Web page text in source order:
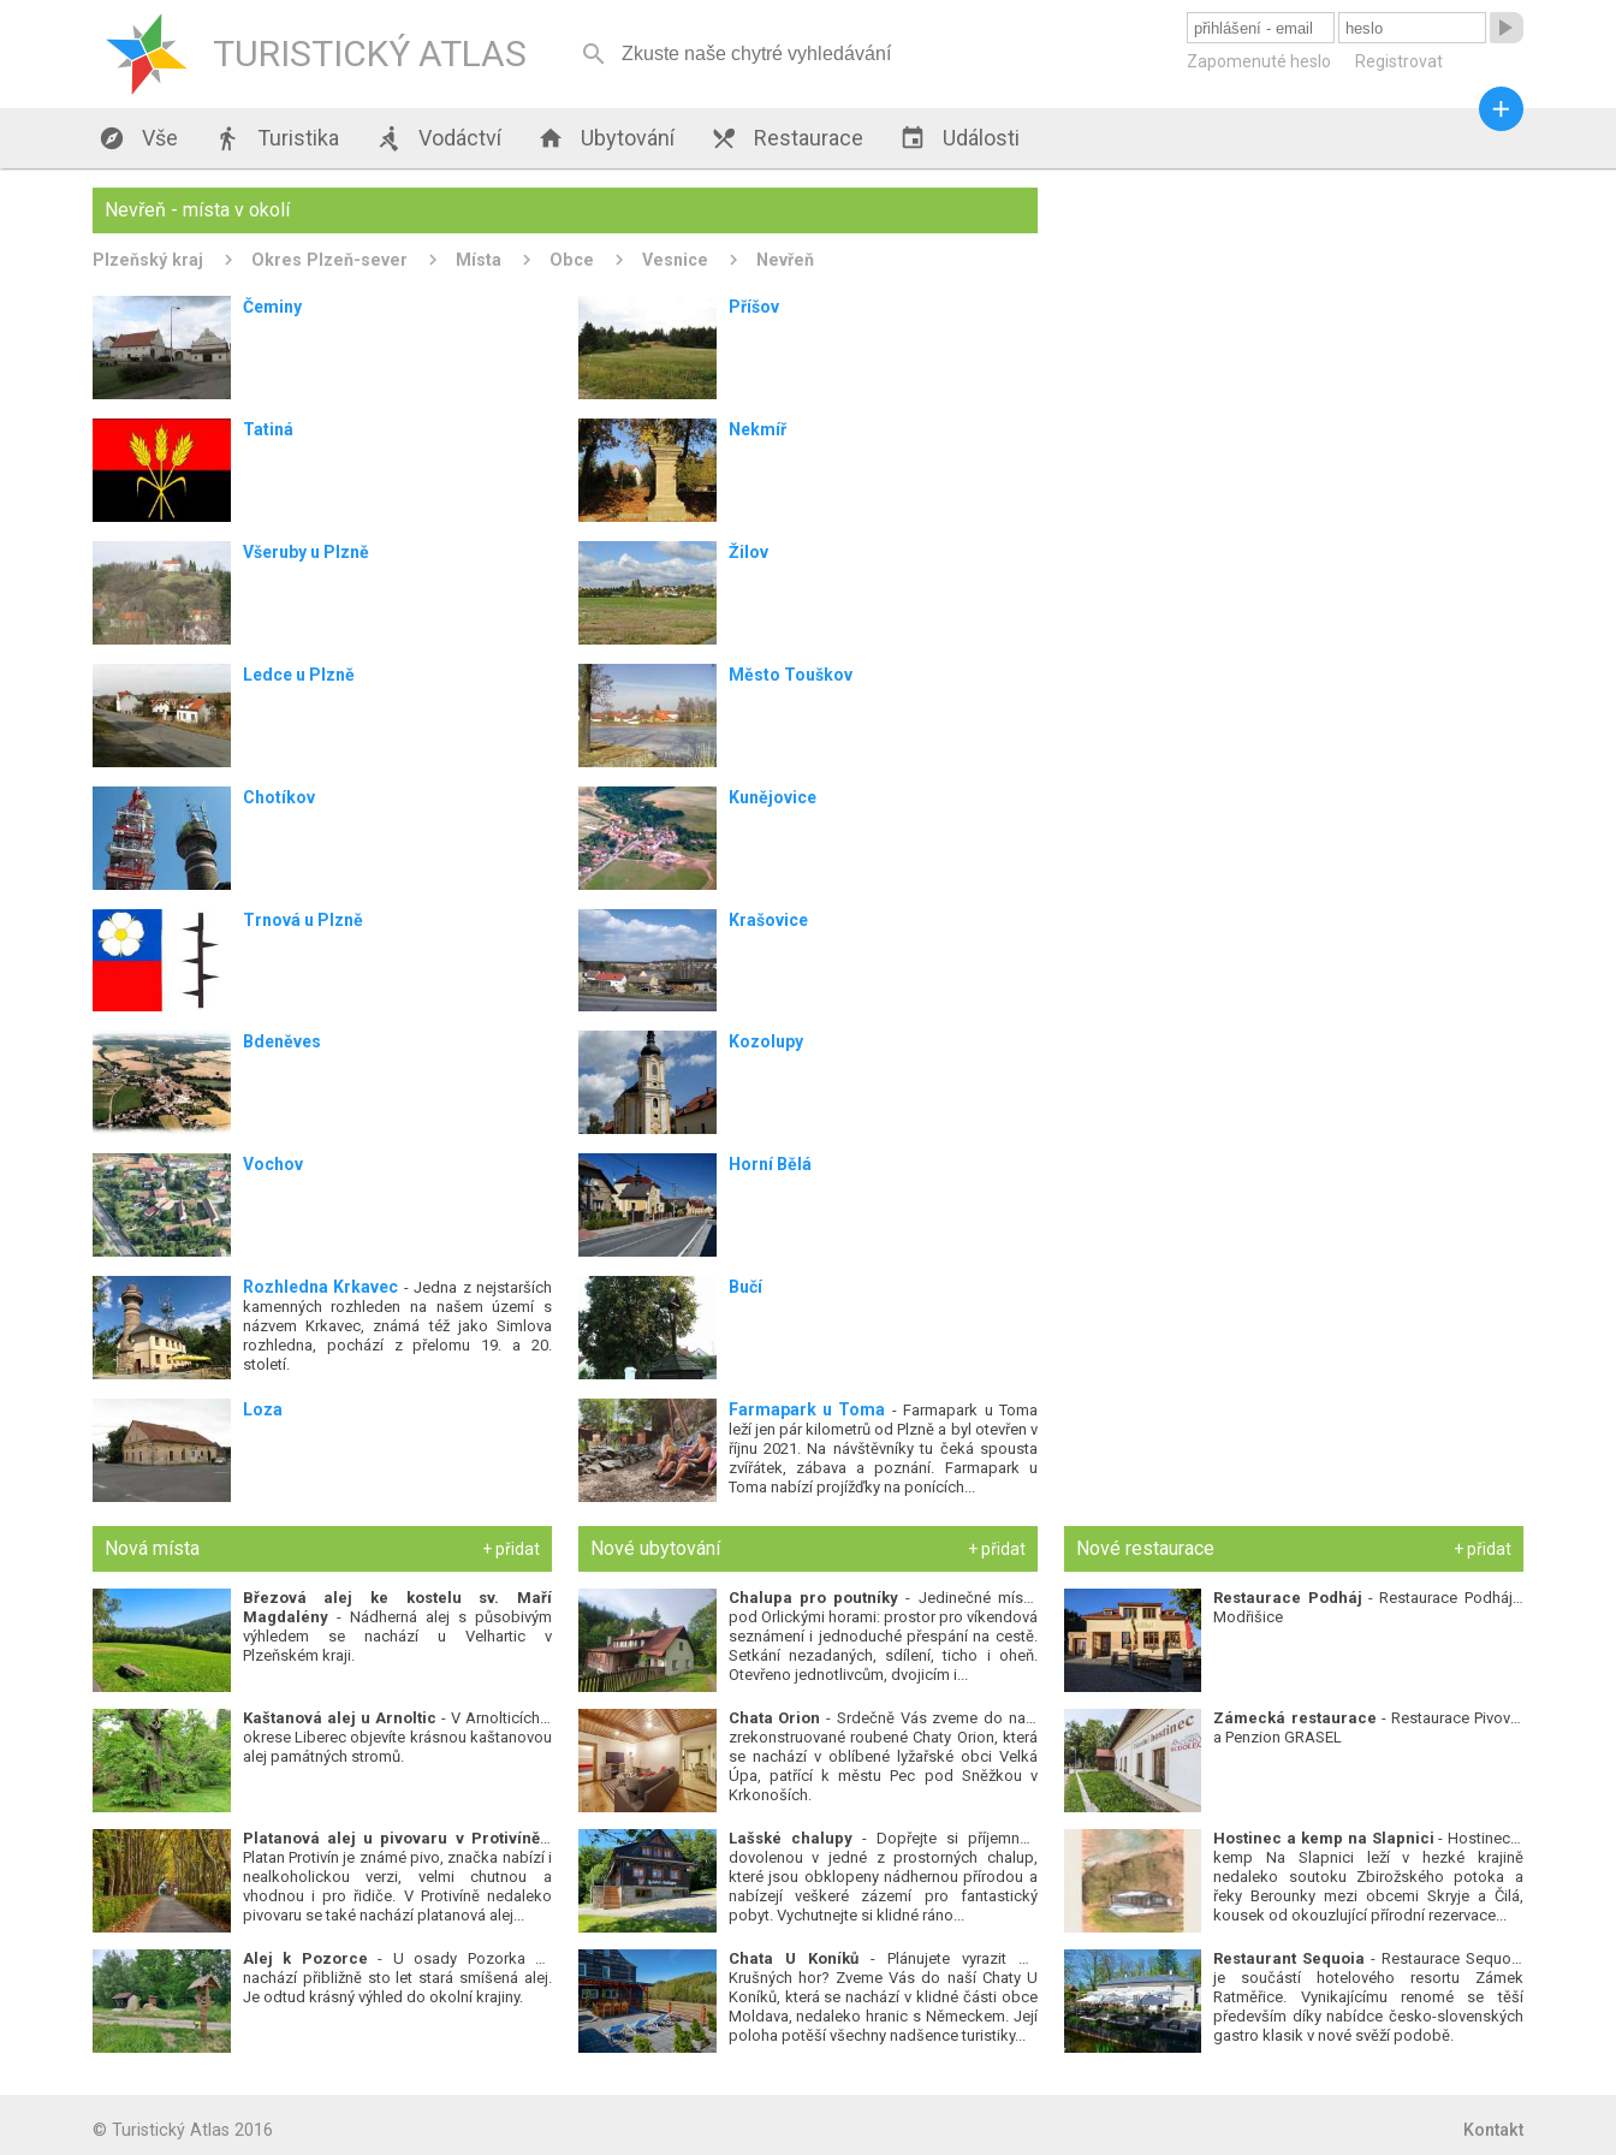
TURISTICKÝ ATLAS 

Zapomenuté heslo Registrovat
 Vše  Turistika  Vodáctví  Ubytování  Restaurace  Události

Nevřeň - místa v okolí
Plzeňský kraj Okres Plzeň-sever Místa Obce Vesnice Nevřeň
Příšov
Čeminy
Nekmíř
Tatiná
Žilov
Všeruby u Plzně
Město Touškov
Ledce u Plzně
Kunějovice
Chotíkov
Krašovice
Trnová u Plzně
Kozolupy
Bdeněves
Horní Bělá
Vochov
Bučí
Rozhledna Krkavec - Jedna z nejstarších
kamenných rozhleden na našem území s
názvem Krkavec, známá též jako Simlova
rozhledna, pochází z přelomu 19. a 20.
století.
Farmapark u Toma - Farmapark u Toma
leží jen pár kilometrů od Plzně a byl otevřen v
říjnu 2021. Na návštěvníky tu čeká spousta
zvířátek, zábava a poznání. Farmapark u
Toma nabízí projížďky na ponících...
Loza
Nová místa + přidat
Březová alej ke kostelu sv. Maří
Magdalény- Nádherná alej s působivým
výhledem se nachází u Velhartic v
Plzeňském kraji.
Kaštanová alej u Arnoltic - V Arnolticích v
okrese Liberec objevíte krásnou kaštanovou
alej památných stromů.
Platanová alej u pivovaru v Protivíně-
Platan Protivín je známé pivo, značka nabízí i
nealkoholickou verzi, velmi chutnou a
vhodnou i pro řidiče. V Protivíně nedaleko
pivovaru se také nachází platanová alej...
Alej k Pozorce - U osady Pozorka se
nachází přibližně sto let stará smíšená alej.
Je odtud krásný výhled do okolní krajiny.
Nové ubytování + přidat
Chalupa pro poutníky - Jedinečné místo
pod Orlickými horami: prostor pro víkendová
seznámení i jednoduché přespání na cestě.
Setkání nezadaných, sdílení, ticho i oheň.
Otevřeno jednotlivcům, dvojicím i...
Chata Orion - Srdečně Vás zveme do naší
zrekonstruované roubené Chaty Orion, která
se nachází v oblíbené lyžařské obci Velká
Úpa, patřící k městu Pec pod Sněžkou v
Krkonoších.
Lašské chalupy- Dopřejte si příjemnou
dovolenou v jedné z prostorných chalup,
které jsou obklopeny nádhernou přírodou a
nabízejí veškeré zázemí pro fantastický
pobyt. Vychutnejte si klidné ráno...
Chata U Koníků- Plánujete vyrazit do
Krušných hor? Zveme Vás do naší Chaty U
Koníků, která se nachází v klidné části obce
Moldava, nedaleko hranic s Německem. Její
poloha potěší všechny nadšence turistiky...
Nové restaurace + přidat
Restaurace Podháj - Restaurace Podháj -
Modřišice
Zámecká restaurace - Restaurace Pivovar
a Penzion GRASEL
Hostinec a kemp na Slapnici - Hostinec a
kemp Na Slapnici leží v hezké krajině
nedaleko soutoku Zbirožského potoka a
řeky Berounky mezi obcemi Skryje a Čilá,
kousek od okouzlující přírodní rezervace...
Restaurant Sequoia - Restaurace Sequoia
je součástí hotelového resortu Zámek
Ratměřice. Vynikajícímu renomé se těší
především díky nabídce česko-slovenských
gastro klasik v nové svěží podobě.
© Turistický Atlas 2016 Kontakt